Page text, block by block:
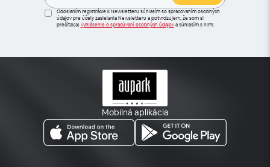
Odoslaním registrácie k Newsletteru súhlasím so spracovaním osobných
údajov pre účely zasielania Newsletteru a potvrdzujem, že som si
prečítal(a) vyhlásenie o spracúvaní osobných údajova súhlasím s nimi.
Mobilná aplikácia